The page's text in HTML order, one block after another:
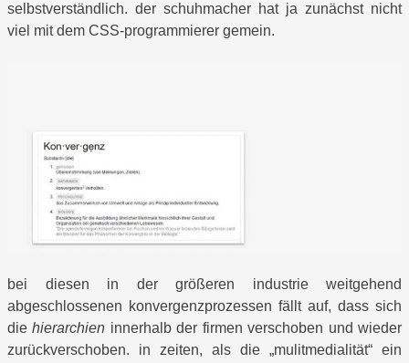
selbstverständlich. der schuhmacher hat ja zunächst nicht
viel mit dem CSS-programmierer gemein.
bei diesen in der größeren industrie weitgehend
abgeschlossenen konvergenzprozessen fällt auf, dass sich
diehierarchien innerhalb der firmen verschoben und wieder
zurückverschoben. in zeiten, als die „mulitmedialität“ ein